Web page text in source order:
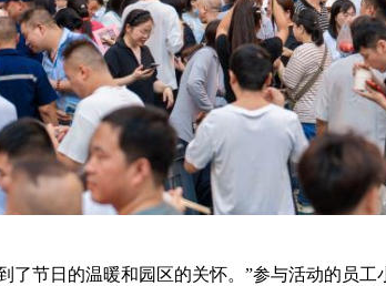
节日的温暖和园区的关怀。”参与活动的员工